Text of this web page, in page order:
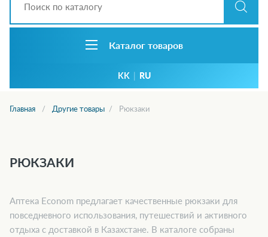
Каталог товаров
KK | RU
Главная Другие товары Рюкзаки
РЮКЗАКИ
Аптека Econom предлагает качественные рюкзаки для
повседневного использования, путешествий и активного
отдыха с доставкой в Казахстане. В каталоге собраны